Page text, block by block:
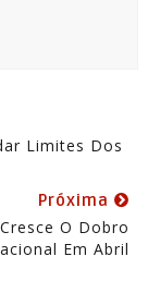
Limites Dos
Próxima
O Dobro
Em Abril